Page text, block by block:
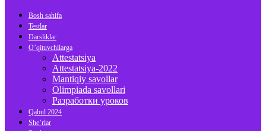
Bosh sahifa
Testlar
Darsliklar
O’qituvchilarga
Attestatsiya
Attestatsiya-2022
Mantiqiy savollar
Olimpiada savollari
Разработки уроков
Qabul 2024
She’rlar